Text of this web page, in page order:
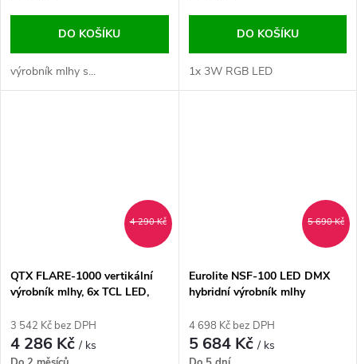
DO KOŠÍKU
výrobník mlhy s...
DO KOŠÍKU
1x 3W RGB LED
4 290 Kč
QTX FLARE-1000 vertikální
výrobník mlhy, 6x TCL LED,
3 542 Kč bez DPH
4 286 Kč/ ks
5 690 Kč
Eurolite NSF-100 LED DMX
hybridní výrobník mlhy
4 698 Kč bez DPH
5 684 Kč/ ks